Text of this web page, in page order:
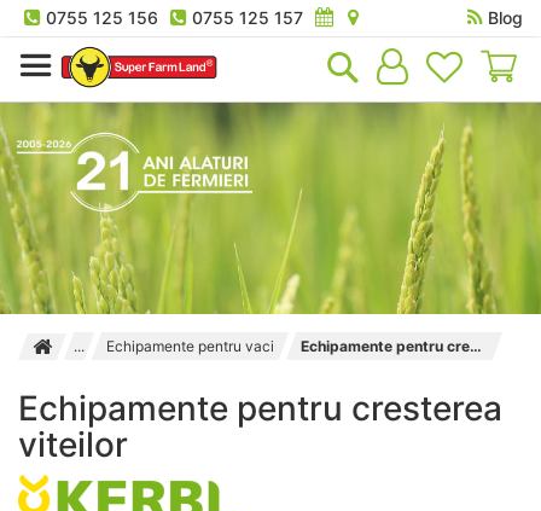
0755 125 156 0755 125 157
Blog
Echipamente pentru vaci Echipamente pentru cresterea viteilor
Echipamente pentru cresterea
viteilor